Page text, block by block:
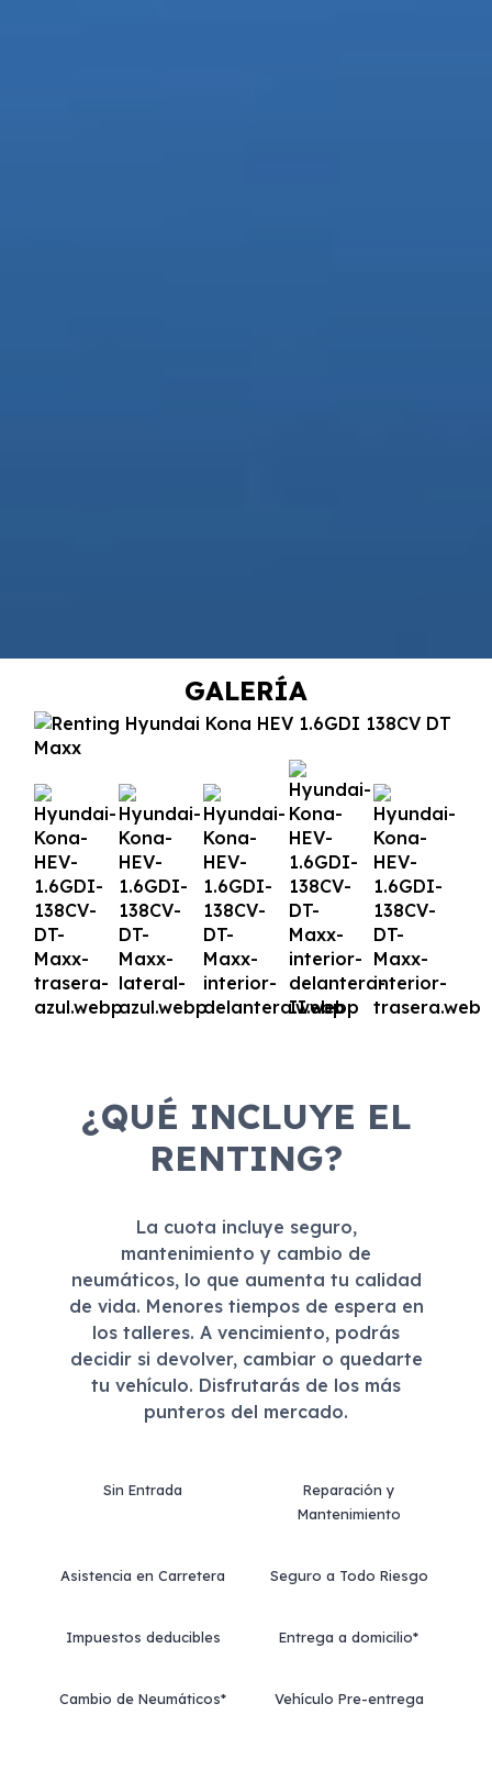
GALERÍA
¿QUÉ INCLUYE EL
RENTING?
La cuota incluye seguro,
mantenimiento y cambio de
neumáticos, lo que aumenta tu calidad
de vida. Menores tiempos de espera en
los talleres. A vencimiento, podrás
decidir si devolver, cambiar o quedarte
tu vehículo. Disfrutarás de los más
punteros del mercado.
Sin Entrada
Reparación y
Mantenimiento
Asistencia en Carretera Seguro a Todo Riesgo
Impuestos deducibles Entrega a domicilio*
Cambio de Neumáticos* Vehículo Pre-entrega